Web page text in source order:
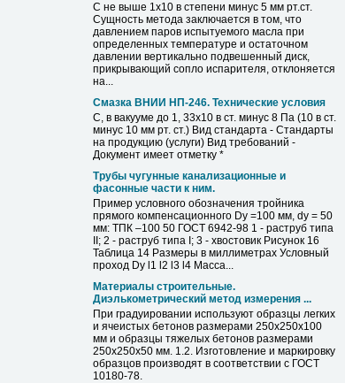
С не выше 1х10 в степени минус 5 мм рт.ст.
Сущность метода заключается в том, что
давлением паров испытуемого масла при
определенных температуре и остаточном
давлении вертикально подвешенный диск,
прикрывающий сопло испарителя, отклоняется
на...
Смазка ВНИИ НП-246. Технические условия
С, в вакууме до 1, 33х10 в ст. минус 8 Па (10 в ст.
минус 10 мм рт. ст.) Вид стандарта - Стандарты
на продукцию (услуги) Вид требований -
Документ имеет отметку *
Трубы чугунные канализационные и
фасонные части к ним.
Пример условного обозначения тройника
прямого компенсационного Dу =100 мм, dу = 50
мм: ТПК –100 50 ГОСТ 6942-98 1 - раструб типа
II; 2 - раструб типа I; 3 - хвостовик Рисунок 16
Таблица 14 Размеры в миллиметрах Условный
проход Dу l1 l2 l3 l4 Масса...
Материалы строительные.
Диэлькометрический метод измерения ...
При градуировании используют образцы легких
и ячеистых бетонов размерами 250х250х100
мм и образцы тяжелых бетонов размерами
250х250х50 мм. 1.2. Изготовление и маркировку
образцов производят в соответствии с ГОСТ
10180-78.